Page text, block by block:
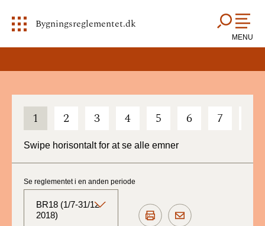
Bygningsreglementet.dk
MENU
1 2 3 4 5 6 7
Swipe horisontalt for at se alle emner
Se reglementet i en anden periode
BR18 (1/7-31/12
2018)